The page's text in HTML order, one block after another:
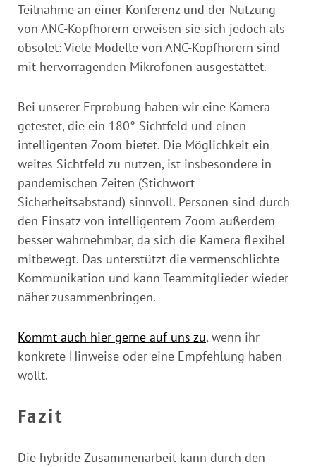
Teilnahme an einer Konferenz und der Nutzung
von ANC-Kopfhörern erweisen sie sich jedoch als
obsolet: Viele Modelle von ANC-Kopfhörern sind
mit hervorragenden Mikrofonen ausgestattet.
Bei unserer Erprobung haben wir eine Kamera
getestet, die ein 180° Sichtfeld und einen
intelligenten Zoom bietet. Die Möglichkeit ein
weites Sichtfeld zu nutzen, ist insbesondere in
pandemischen Zeiten (Stichwort
Sicherheitsabstand) sinnvoll. Personen sind durch
den Einsatz von intelligentem Zoom außerdem
besser wahrnehmbar, da sich die Kamera flexibel
mitbewegt. Das unterstützt die vermenschlichte
Kommunikation und kann Teammitglieder wieder
näher zusammenbringen.
Kommt auch hier gerne auf uns zu, wenn ihr
konkrete Hinweise oder eine Empfehlung haben
wollt.
Fazit
Die hybride Zusammenarbeit kann durch den